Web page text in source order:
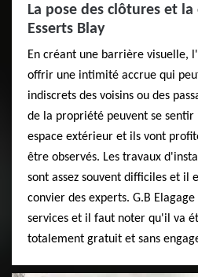
La pose des clôtures et
Esserts Blay
En créant une barrière visuelle,
offrir une intimité accrue qui
indiscrets des voisins ou des
de la propriété peuvent se sentir
espace extérieur et ils vont
être observés. Les travaux
sont assez souvent difficiles et il
convier des experts. G.B
services et il faut noter qu'il va
totalement gratuit et sans